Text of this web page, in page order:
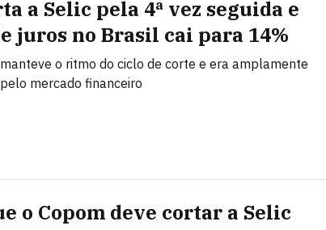
a Selic pela 4ª vez seguida e
juros no Brasil cai para 14%
o ritmo do ciclo de corte e era amplamente
mercado financeiro
o Copom deve cortar a Selic